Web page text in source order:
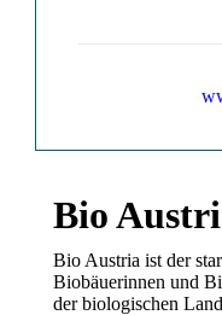
Bio
Bio Austria ist der
Biobäuerinnen und
der biologischen